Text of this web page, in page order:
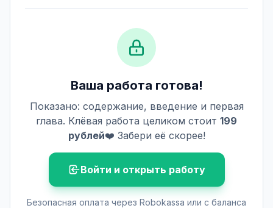
Ваша работа готова!
Показано: содержание, введение и первая
глава. Клёвая работа целиком стоит 199
рублей❤️ Забери её скорее!
Войти и открыть работу
Безопасная оплата через Robokassa или с баланса